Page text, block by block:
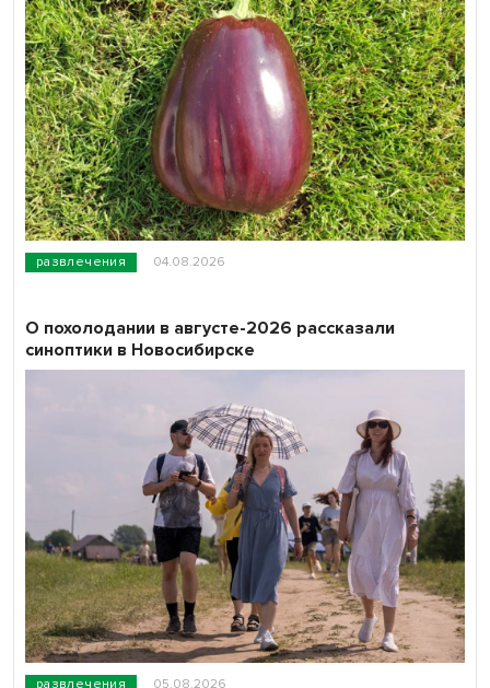
развлечения 04.08.2026
развлечения 05.08.2026
О похолодании в августе-2026 рассказали
синоптики в Новосибирске